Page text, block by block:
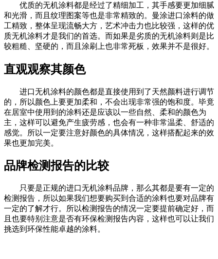
优质的无机涂料都是经过了精细加工，其手感要更加细腻
和光滑，而且纹理图案等也是非常精致的。曼涂进口涂料的做
工精致，整体呈现流畅大方，艺术冲击力也比较强，这样的优
质无机涂料才是我们的首选。而如果是劣质的无机涂料则是比
较粗糙、坚硬的，而且涂刷上也非常死板，效果并不是很好。
直观观察其颜色
进口无机涂料的颜色都是直接使用到了天然颜料进行调节
的，所以颜色上要更加柔和，不会出现非常强的饱和度。毕竟
在居室中使用到的涂料还是应该以一些自然、柔和的颜色为
主，这样可以避免产生疲劳感，也会有一种非常温柔、舒适的
感觉。所以一定要注意好颜色的具体情况，这样搭配起来的效
果也更加完美。
品牌检测报告的比较
只要是正规的进口无机涂料品牌，那么其都是要有一定的
检测报告，所以如果我们想要购买到合适的涂料也要对品牌有
一定的了解才行。所以检测报告的情况一定要提前确定好，而
且也要特别注意是否有环保检测报告内容，这样也可以让我们
挑选到环保性能卓越的涂料。